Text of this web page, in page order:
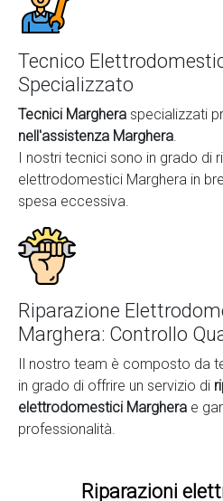
Tecnico
Specializzato
Tecnici Marghera specializzati
nell'assistenza Marghera.
I nostri tecnici sono in grado di
elettrodomestici Marghera in
spesa eccessiva.
Riparazione
Marghera: Controllo
Il nostro team è composto da
in grado di offrire un servizio di
elettrodomestici Marghera e
professionalità.
Riparazioni